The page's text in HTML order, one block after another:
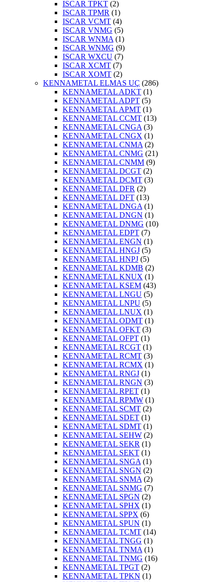
ISCAR TPKT (2)
ISCAR TPMR (1)
ISCAR VCMT (4)
ISCAR VNMG (5)
ISCAR WNMA (1)
ISCAR WNMG (9)
ISCAR WXCU (7)
ISCAR XCMT (7)
ISCAR XOMT (2)
KENNAMETAL ELMAS UÇ (286)
KENNAMETAL ADKT (1)
KENNAMETAL ADPT (5)
KENNAMETAL APMT (1)
KENNAMETAL CCMT (13)
KENNAMETAL CNGA (3)
KENNAMETAL CNGX (1)
KENNAMETAL CNMA (2)
KENNAMETAL CNMG (21)
KENNAMETAL CNMM (9)
KENNAMETAL DCGT (2)
KENNAMETAL DCMT (3)
KENNAMETAL DFR (2)
KENNAMETAL DFT (13)
KENNAMETAL DNGA (1)
KENNAMETAL DNGN (1)
KENNAMETAL DNMG (10)
KENNAMETAL EDPT (7)
KENNAMETAL ENGN (1)
KENNAMETAL HNGJ (5)
KENNAMETAL HNPJ (5)
KENNAMETAL KDMB (2)
KENNAMETAL KNUX (1)
KENNAMETAL KSEM (43)
KENNAMETAL LNGU (5)
KENNAMETAL LNPU (5)
KENNAMETAL LNUX (1)
KENNAMETAL ODMT (1)
KENNAMETAL OFKT (3)
KENNAMETAL OFPT (1)
KENNAMETAL RCGT (1)
KENNAMETAL RCMT (3)
KENNAMETAL RCMX (1)
KENNAMETAL RNGJ (1)
KENNAMETAL RNGN (3)
KENNAMETAL RPET (1)
KENNAMETAL RPMW (1)
KENNAMETAL SCMT (2)
KENNAMETAL SDET (1)
KENNAMETAL SDMT (1)
KENNAMETAL SEHW (2)
KENNAMETAL SEKR (1)
KENNAMETAL SEKT (1)
KENNAMETAL SNGA (1)
KENNAMETAL SNGN (2)
KENNAMETAL SNMA (2)
KENNAMETAL SNMG (7)
KENNAMETAL SPGN (2)
KENNAMETAL SPHX (1)
KENNAMETAL SPPX (6)
KENNAMETAL SPUN (1)
KENNAMETAL TCMT (14)
KENNAMETAL TNGG (1)
KENNAMETAL TNMA (1)
KENNAMETAL TNMG (16)
KENNAMETAL TPGT (2)
KENNAMETAL TPKN (1)